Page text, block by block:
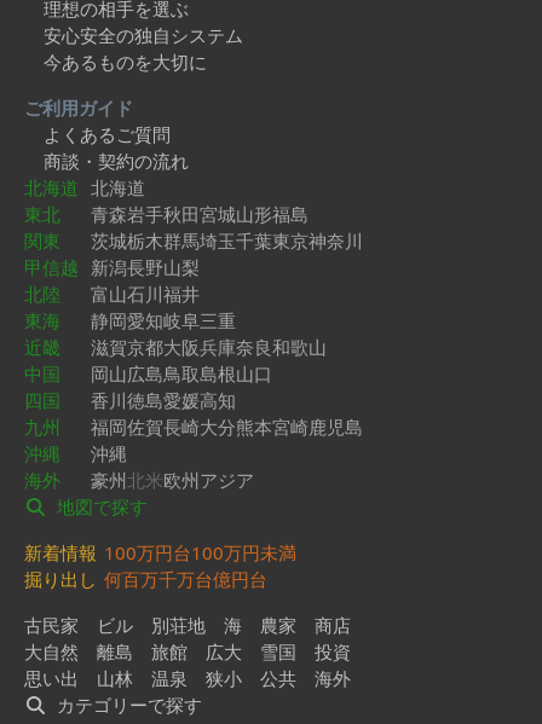
理想の相手を選ぶ
安心安全の独自システム
今あるものを大切に
ご利用ガイド
よくあるご質問
商談・契約の流れ
北海道 北海道
東北
青森岩手秋田宮城山形福島
関東
茨城栃木群馬埼玉千葉東京神奈川
甲信越 新潟長野山梨
北陸
富山石川福井
東海
静岡愛知岐阜三重
近畿
滋賀京都大阪兵庫奈良和歌山
中国
岡山広島鳥取島根山口
四国
香川徳島愛媛高知
九州
福岡佐賀長崎大分熊本宮崎鹿児島
沖縄
沖縄
海外
豪州北米欧州アジア
地図で探す
新着情報 100万円台100万円未満
掘り出し 何百万千万台億円台
古民家
ビル 別荘地 海 農家
商店
大自然
離島 旅館 広大 雪国
投資
思い出
山林 温泉 狭小 公共
海外
カテゴリーで探す